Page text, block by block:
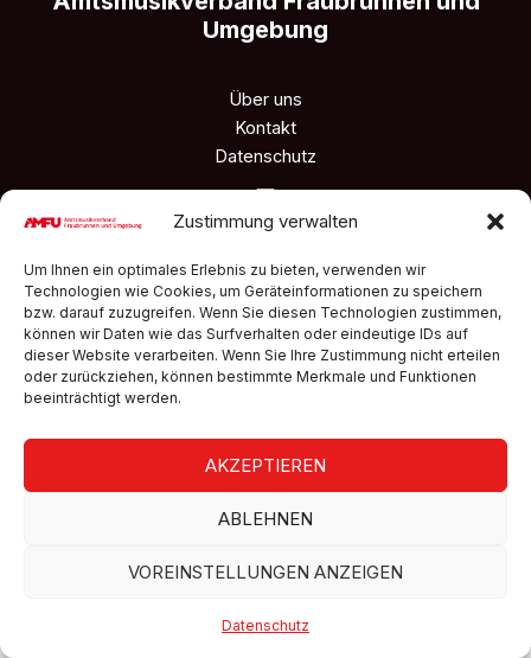
Zustimmung verwalten
Um Ihnen ein optimales Erlebnis zu bieten, verwenden wir
Technologien wie Cookies, um Geräteinformationen zu speichern
bzw. darauf zuzugreifen. Wenn Sie diesen Technologien zustimmen,
können wir Daten wie das Surfverhalten oder eindeutige IDs auf
dieser Website verarbeiten. Wenn Sie Ihre Zustimmung nicht erteilen
oder zurückziehen, können bestimmte Merkmale und Funktionen
beeinträchtigt werden.
AKZEPTIEREN
ABLEHNEN
VOREINSTELLUNGEN ANZEIGEN
Datenschutz
Umgebung
Über uns
Kontakt
Datenschutz